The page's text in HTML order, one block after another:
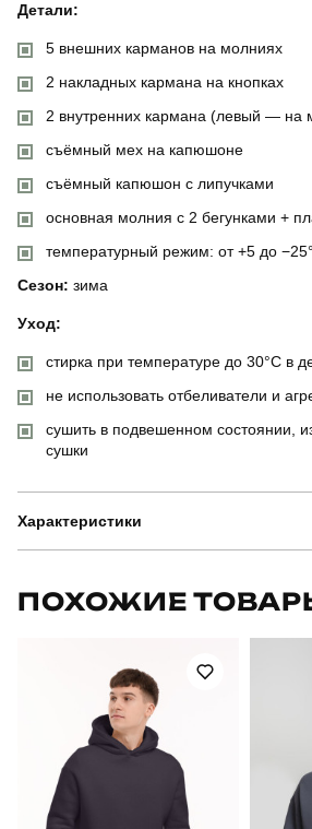
Детали:
5 внешних карманов на молниях
2 накладных кармана на кнопках
2 внутренних кармана (левый — на
съёмный мех на капюшоне
съёмный капюшон с липучками
основная молния с 2 бегунками +
температурный режим: от +5 до
Сезон: зима
Уход:
стирка при температуре до 30°C в
не использовать отбеливатели и
сушить в подвешенном состоянии,
сушки
Характеристики
Призначення
Стиль
ПОХОЖИЕ